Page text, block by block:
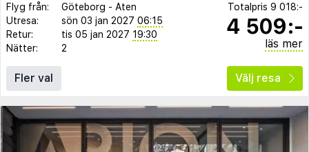
Flyg från: Göteborg - Aten
Utresa:
sön 03 jan 2027 06:15
Retur:
tis 05 jan 2027 19:30
Nätter:
2
Totalpris 9 018:-
4 509:-
läs mer
Fler val Välj resa